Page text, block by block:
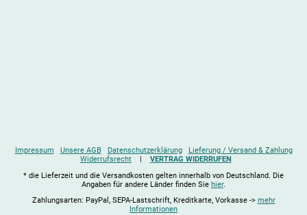
Impressum Unsere AGB Datenschutzerklärung
Lieferung / Versand & Zahlung
Widerrufsrecht| VERTRAG WIDERRUFEN
* die Lieferzeit und die Versandkosten gelten innerhalb von Deutschland. Die
Angaben für andere Länder finden Sie hier.
Zahlungsarten: PayPal, SEPA-Lastschrift, Kreditkarte, Vorkasse -> mehr
Informationen